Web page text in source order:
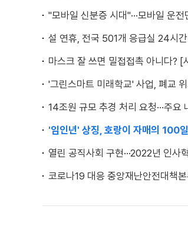
"모바일 신분증 시대"···모바일 운
설 연휴, 전국 501개 응급실 24시
마스크 잘 쓰면 밀접접촉 아니다? [
'그린스마트 미래학교' 사업, 폐교
14조원 규모 추경 처리 요청···주요
'임인년' 상징, 호랑이 자매의 100
열린 공직사회 구현···2022년 인사
코로나19 대응 중앙재난안전대책